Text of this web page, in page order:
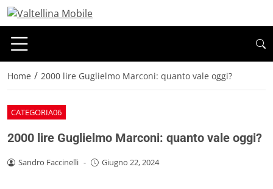
Home / 2000 lire Guglielmo Marconi: quanto vale oggi?
CATEGORIA06
2000 lire Guglielmo Marconi: quanto vale oggi?
Sandro Faccinelli - Giugno 22, 2024